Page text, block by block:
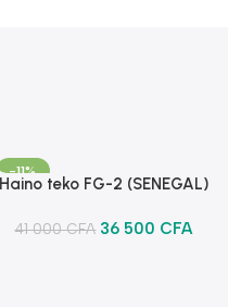
-11%
Ajouter Au Panier
Haino teko FG-2 (SENEGAL)
41 000CFA 36 500 CFA